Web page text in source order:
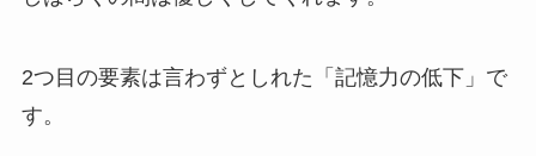
2つ目の要素は言わずとしれた 「記憶力の低下」 で
す。